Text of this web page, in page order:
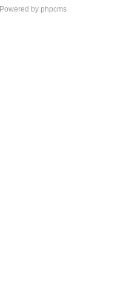
Powered by phpcms